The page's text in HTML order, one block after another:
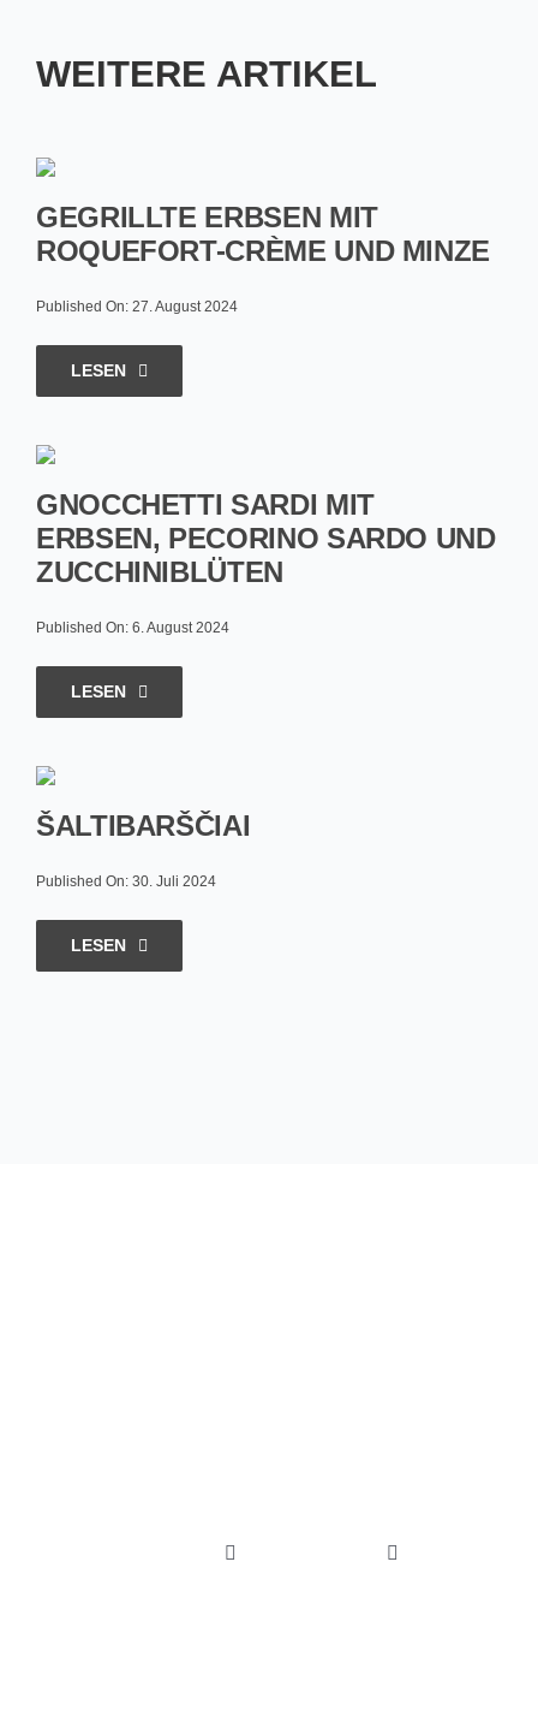
WEITERE ARTIKEL
GEGRILLTE ERBSEN MIT
ROQUEFORT-CRÈME UND MINZE
Published On: 27. August 2024
LESEN
GNOCCHETTI SARDI MIT
ERBSEN, PECORINO SARDO UND
ZUCCHINIBLÜTEN
Published On: 6. August 2024
LESEN
ŠALTIBARŠČIAI
Published On: 30. Juli 2024
LESEN
Toggle
Toggle